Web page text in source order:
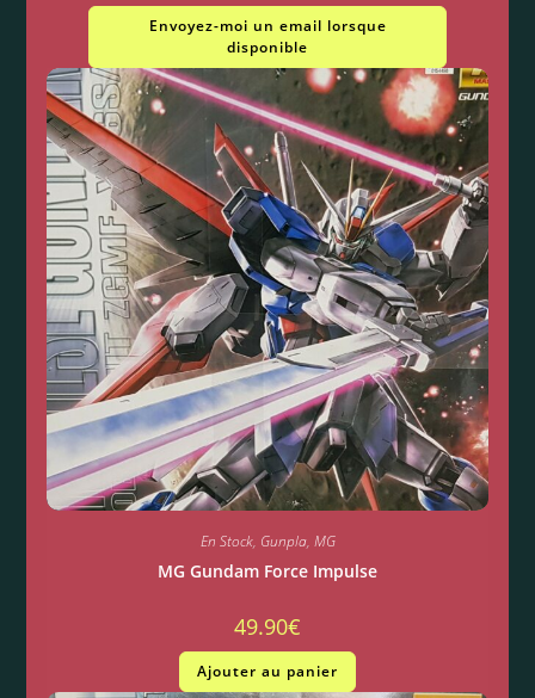
Envoyez-moi un email lorsque
disponible
En Stock, Gunpla, MG
MG Gundam Force Impulse
49.90€
Ajouter au panier